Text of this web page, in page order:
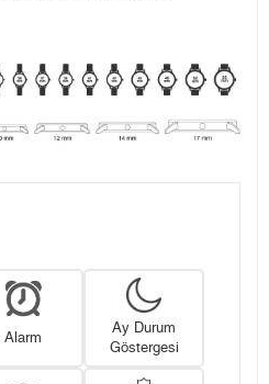
Alarm
Ay Durum
Göstergesi